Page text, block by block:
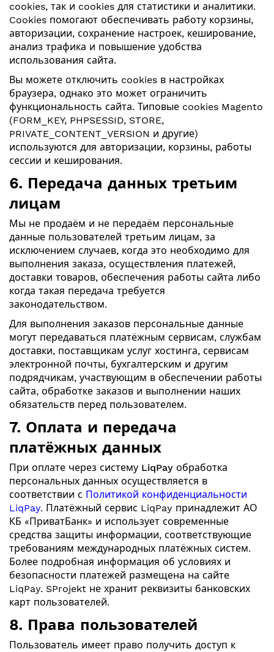
cookies, так и cookies для статистики и аналитики.
Cookies помогают обеспечивать работу корзины,
авторизации, сохранение настроек, кеширование,
анализ трафика и повышение удобства
использования сайта.
Вы можете отключить cookies в настройках
браузера, однако это может ограничить
функциональность сайта. Типовые cookies Magento
(FORM_KEY, PHPSESSID, STORE,
PRIVATE_CONTENT_VERSION и другие)
используются для авторизации, корзины, работы
сессии и кеширования.
6. Передача данных третьим
лицам
Мы не продаём и не передаём персональные
данные пользователей третьим лицам, за
исключением случаев, когда это необходимо для
выполнения заказа, осуществления платежей,
доставки товаров, обеспечения работы сайта либо
когда такая передача требуется
законодательством.
Для выполнения заказов персональные данные
могут передаваться платёжным сервисам, службам
доставки, поставщикам услуг хостинга, сервисам
электронной почты, бухгалтерским и другим
подрядчикам, участвующим в обеспечении работы
сайта, обработке заказов и выполнении наших
обязательств перед пользователем.
7. Оплата и передача
платёжных данных
При оплате через систему LiqPay обработка
персональных данных осуществляется в
соответствии с Политикой конфиденциальности
LiqPay. Платёжный сервис LiqPay принадлежит АО
КБ «ПриватБанк» и использует современные
средства защиты информации, соответствующие
требованиям международных платёжных систем.
Более подробная информация об условиях и
безопасности платежей размещена на сайте
LiqPay. SProjekt не хранит реквизиты банковских
карт пользователей.
8. Права пользователей
Пользователь имеет право получить доступ к